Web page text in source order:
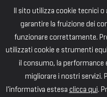
Il sito utilizza cookie tecnici
garantire la fruizione dei
funzionare correttamente.
utilizzati cookie e strumenti
il consumo, la performance
migliorare i nostri servizi.
l'informativa estesa clicca qui.